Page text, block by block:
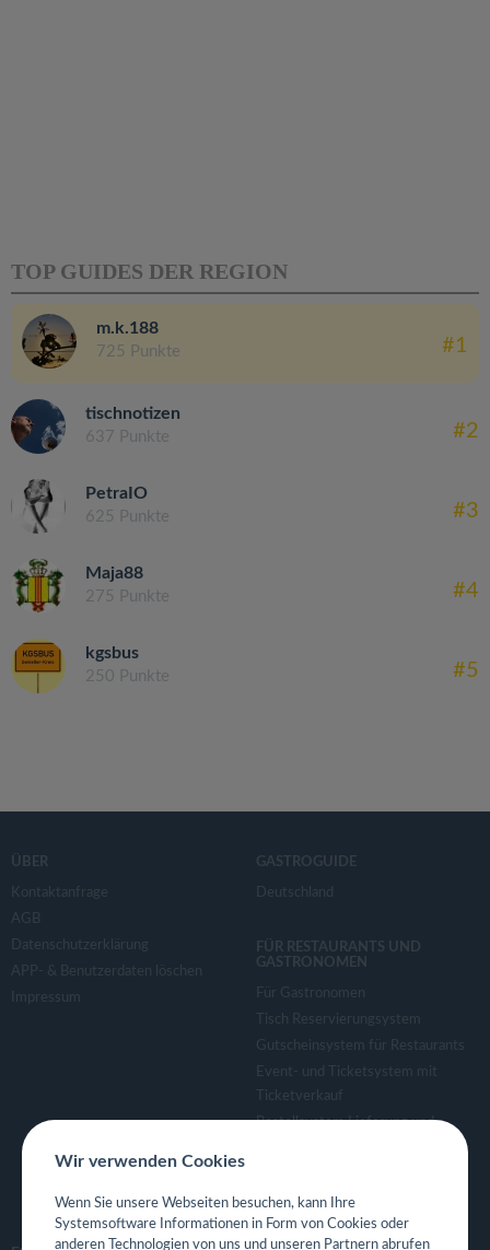
TOP GUIDES DER REGION
m.k.188
725 Punkte #1
tischnotizen
637 Punkte #2
PetraIO
625 Punkte #3
Maja88
275 Punkte #4
kgsbus
250 Punkte #5
ÜBER
Kontaktanfrage
AGB
Datenschutzerklärung
APP- & Benutzerdaten löschen
Impressum
GASTROGUIDE
Deutschland
FÜR RESTAURANTS UND
GASTRONOMEN
Für Gastronomen
Tisch Reservierungsystem
Gutscheinsystem für Restaurants
Event- und Ticketsystem mit
Ticketverkauf
Bestellsystem Lieferung und
Eigene App für Restaurant
Wir verwenden Cookies
Wenn Sie unsere Webseiten besuchen, kann Ihre
Systemsoftware Informationen in Form von Cookies oder
anderen Technologien von uns und unseren Partnern abrufen